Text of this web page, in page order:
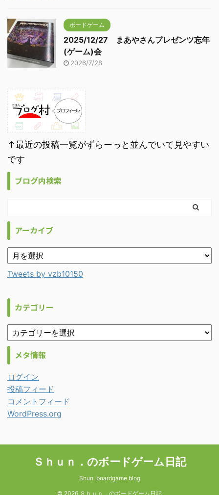
ボードゲーム
2025/12/27 まあやさんプレゼンツ忘年
(ゲーム)会
2026/7/28
↑最近の投稿一覧がずらーっと並んでいて見やすい
です
ブログ内検索
アーカイブ
Tweets by vzb10150
カテゴリー
メタ情報
ログイン
投稿フィード
コメントフィード
WordPress.org
Ｓｈｕｎ．のボードゲーム日記
Shun. boardgame blog
© 2026 Ｓｈｕｎ．のボードゲーム日記